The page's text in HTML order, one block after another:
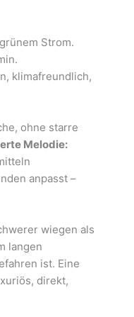
Strom.
klimafreundlich,
ohne starre
Melodie:
anpasst –
wiegen als
langen
ist. Eine
direkt,